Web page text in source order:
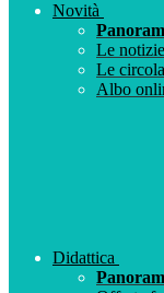
Novità
Le notizie
Le
Albo
Didattica